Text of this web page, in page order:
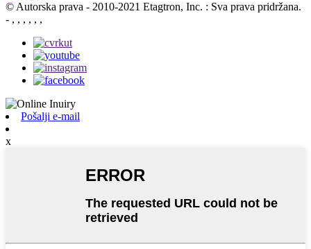
© Autorska prava - 2010-2021 Etagtron, Inc. : Sva prava pridržana.
- , , , , , ,
Pošalji e-mail
x